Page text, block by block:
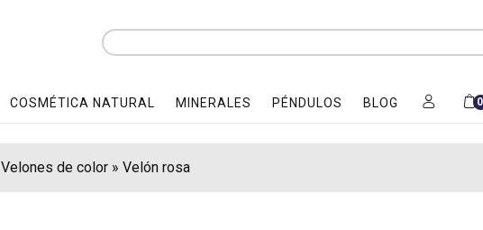
COSMÉTICA NATURAL MINERALES PÉNDULOS BLOG 0
Velones de color» Velón rosa